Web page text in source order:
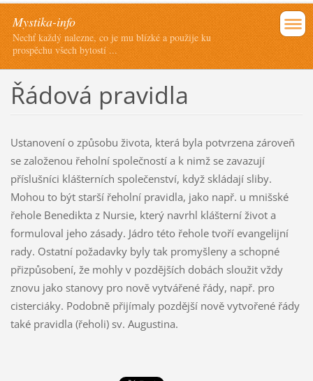
Mystika-info
Nechť každý nalezne, co je mu blízké a použije ku
prospěchu všech bytostí ...
Řádová pravidla
Ustanovení o způsobu života, která byla potvrzena zároveň
se založenou řeholní společností a k nimž se zavazují
příslušníci klášterních společenství, když skládají sliby.
Mohou to být starší řeholní pravidla, jako např. u mnišské
řehole Benedikta z Nursie, který navrhl klášterní život a
formuloval jeho zásady. Jádro této řehole tvoří evangelijní
rady. Ostatní požadavky byly tak promyšleny a schopné
přizpůsobení, že mohly v pozdějších dobách sloužit vždy
znovu jako stanovy pro nově vytvářené řády, např. pro
cisterciáky. Podobně přijímaly pozdější nově vytvořené řády
také pravidla (řeholi) sv. Augustina.